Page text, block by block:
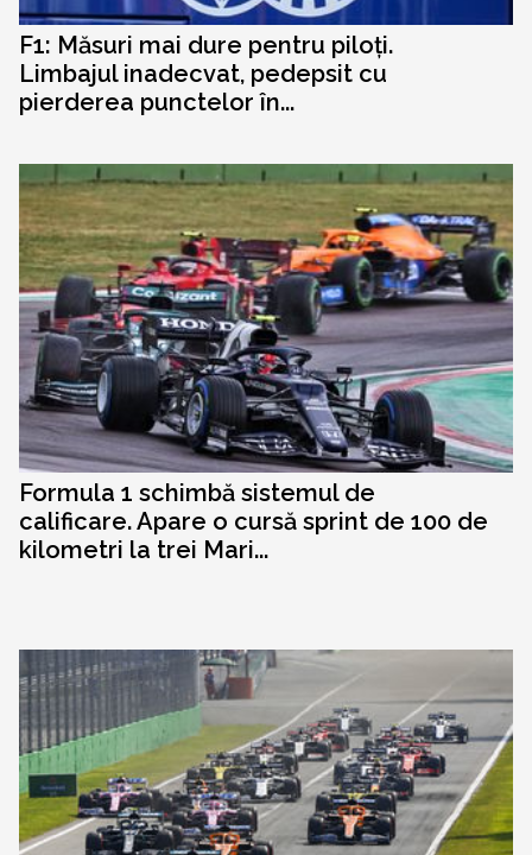
F1: Măsuri mai dure pentru piloți.
Limbajul inadecvat, pedepsit cu
pierderea punctelor în...
Formula 1 schimbă sistemul de
calificare. Apare o cursă sprint de 100 de
kilometri la trei Mari...